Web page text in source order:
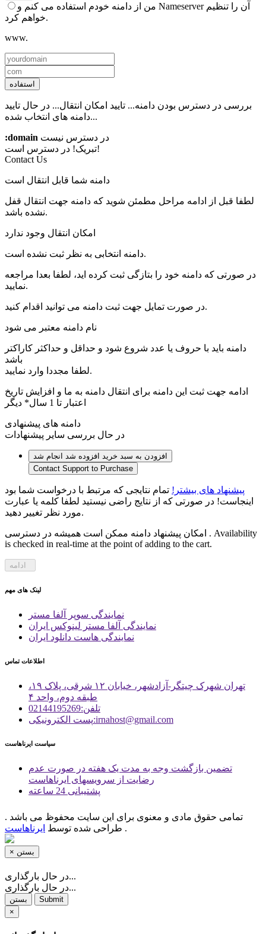
من از دامنه خودم استفاده می کنم و Nameserver آن را تنظیم
خواهم کرد.
www.
استفاده
بررسی در دسترس بودن دامنه... تایید امکان انتقال... در حال تایید
دامنه های انتخاب شده...
:domain در دسترس نیست
تبریک!در دسترس است!
Contact Us
دامنه شما قابل انتقال است
لطفا قبل از ادامه مراحل مطمئن شوید که دامنه جهت انتقال قفل
نشده باشد.
امکان انتقال وجود ندارد
دامنه انتخابی به نظر ثبت نشده است.
در صورتی که دامنه خود را بتازگی ثبت کرده اید، لطفا بعدا مراجعه
نمایید.
در صورت تمایل جهت ثبت دامنه می توانید اقدام کنید.
نام دامنه معتبر می شود
دامنه باید با حروف یا عدد شروع شود و حداقل و حداکثر کاراکتر
باشد
لطفا مجددا وارد نمایید.
ادامه جهت ثبت این دامنه برای انتقال دامنه به ما و افزایش تاریخ
اعتبار تا 1 سال* دیگر
دامنه های پیشنهادی
در حال بررسی سایر پیشنهادات
افزودن به سبد خرید افزوده شد
انجام شد
Contact Support to Purchase
پیشنهاد های بیشتر! تمام نتایجی که مرتبط با درخواست شما بود
اینجاست! در صورتی که از نتایج راضی نیستید لطفا کلمه یا عبارت
مورد نظر تغییر دهید.
امکان پیشنهاد دامنه ممکن است همیشه در دسترسی . Availability
is checked in real-time at the point of adding to the cart.
لینک های مهم
نمایندگی سوپر آلفا مستر
نمایندگی آلفا مستر لینوکس ایران
نمایندگی هاست دانلود ایران
اطلاعات تماس
تهران شهرک چیتگر-آزادشهر، خیابان ۱۲ شرقی، پلاک ۱۹،
طبقه دوم، واحد ۴
تلفن:02144195269
پست الكترونیكی:irnahost@gmail.com
سیاست ایرناهاست
تضمین بازگشت وجه به مدت یک هفته در صورت عدم
رضایت از سرویسهای ایرناهاست
پشتیبانی 24 ساعته
تمامی حقوق مادی و معنوی برای این سایت محفوظ می باشد .
طراحی شده توسط ایرناهاست .
× بستن
در حال بارگذاری...
در حال بارگذاری...
بستن
Submit
×